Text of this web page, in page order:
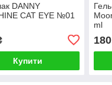
DANNY
CAT EYE №01
Купити
ml
180